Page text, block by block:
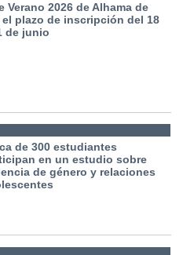
Verano 2026 de Alhama de
el plazo de inscripción del 18
de junio
de 300 estudiantes
en un estudio sobre
de género y relaciones